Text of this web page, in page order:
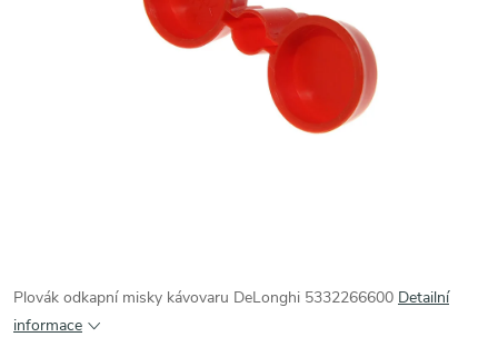
Plovák odkapní misky kávovaru DeLonghi 5332266600 Detailní
informace